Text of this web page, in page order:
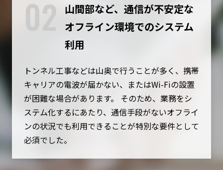
02
山間部など、通信が不安定な
オフライン環境でのシステム
利用
トンネル工事などは山奥で行うことが多く、携帯
キャリアの電波が届かない、またはWi-Fiの設置
が困難な場合があります。 そのため、業務をシ
ステム化するにあたり、通信手段がないオフライ
ンの状況でも利用できることが特別な要件として
必須でした。